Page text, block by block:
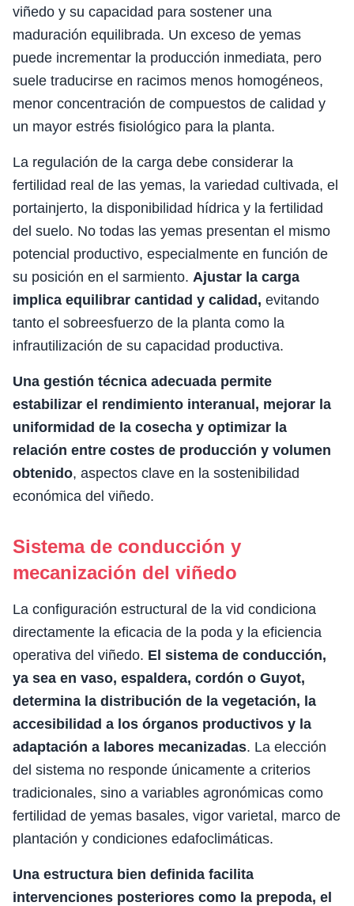
viñedo y su capacidad para sostener una
maduración equilibrada. Un exceso de yemas
puede incrementar la producción inmediata, pero
suele traducirse en racimos menos homogéneos,
menor concentración de compuestos de calidad y
un mayor estrés fisiológico para la planta.
La regulación de la carga debe considerar la
fertilidad real de las yemas, la variedad cultivada, el
portainjerto, la disponibilidad hídrica y la fertilidad
del suelo. No todas las yemas presentan el mismo
potencial productivo, especialmente en función de
su posición en el sarmiento. Ajustar la carga
implica equilibrar cantidad y calidad, evitando
tanto el sobreesfuerzo de la planta como la
infrautilización de su capacidad productiva.
Una gestión técnica adecuada permite
estabilizar el rendimiento interanual, mejorar la
uniformidad de la cosecha y optimizar la
relación entre costes de producción y volumen
obtenido, aspectos clave en la sostenibilidad
económica del viñedo.
Sistema de conducción y
mecanización del viñedo
La configuración estructural de la vid condiciona
directamente la eficacia de la poda y la eficiencia
operativa del viñedo. El sistema de conducción,
ya sea en vaso, espaldera, cordón o Guyot,
determina la distribución de la vegetación, la
accesibilidad a los órganos productivos y la
adaptación a labores mecanizadas. La elección
del sistema no responde únicamente a criterios
tradicionales, sino a variables agronómicas como
fertilidad de yemas basales, vigor varietal, marco de
plantación y condiciones edafoclimáticas.
Una estructura bien definida facilita
intervenciones posteriores como la prepoda, el